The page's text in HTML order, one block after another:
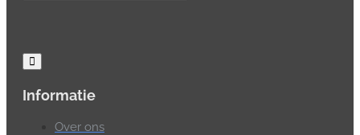
Informatie
Over ons